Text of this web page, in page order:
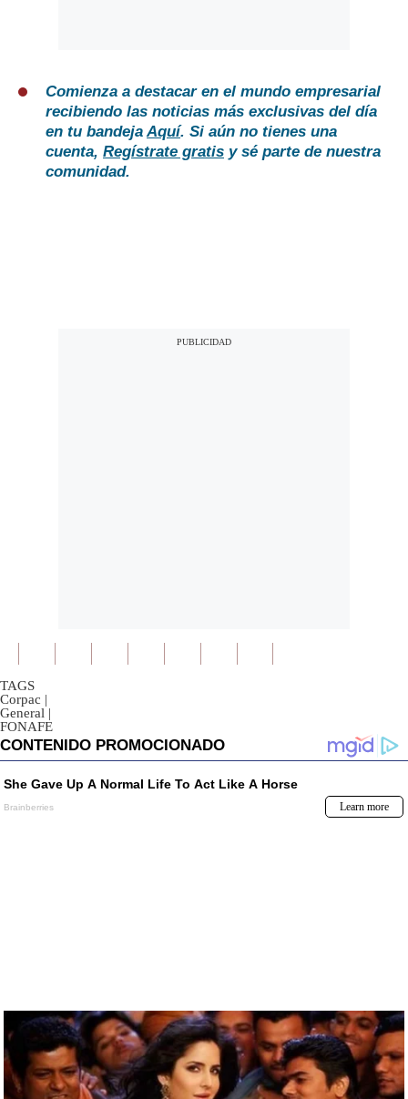
Comienza a destacar en el mundo empresarial
recibiendo las noticias más exclusivas del día
en tu bandejaAquí. Si aún no tienes una
cuenta, Regístrate gratis y sé parte de nuestra
comunidad.
TAGS
Corpac |
General |
FONAFE